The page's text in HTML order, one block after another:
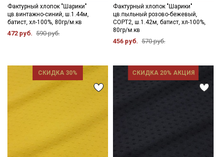
Фактурный хлопок "Шарики"
цв.винтажно-синий, ш.1.44м,
батист, хл-100%, 80гр/м.кв
472 руб. 590 руб.
Фактурный хлопок "Шарики"
цв.пыльный розово-бежевый,
СОРТ2, ш.1.42м, батист, хл-100%,
80гр/м.кв
456 руб. 570 руб.
СКИДКА 30% СКИДКА 20% АКЦИЯ